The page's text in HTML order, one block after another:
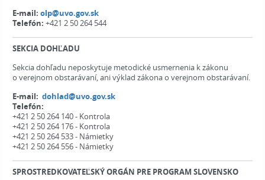
E-mail: olp@uvo.gov.sk
Telefón: +421 2 50 264 544
SEKCIA DOHĽADU
Sekcia dohľadu neposkytuje metodické usmernenia k zákonu
o verejnom obstarávaní, ani výklad zákona o verejnom obstarávaní.
E-mail: dohlad@uvo.gov.sk
Telefón:
+421 2 50 264 140 - Kontrola
+421 2 50 264 176 - Kontrola
+421 2 50 264 533 - Námietky
+421 2 50 264 556 - Námietky
SPROSTREDKOVATEĽSKÝ ORGÁN PRE PROGRAM SLOVENSKO